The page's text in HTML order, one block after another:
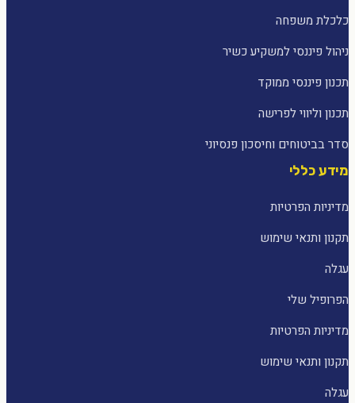
כלכלת משפחה
ניהול פיננסי למשקיע כשיר
תכנון פיננסי ממוקד
תכנון וליווי לפרישה
סדר בביטוחים וחיסכון פנסיוני
מידע כללי
מדיניות הפרטיות
תקנון ותנאי שימוש
עגלה
הפרופיל שלי
מדיניות הפרטיות
תקנון ותנאי שימוש
עגלה